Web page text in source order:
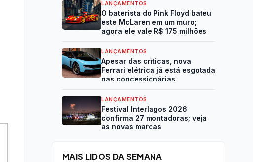
LANÇAMENTOS
O baterista do Pink Floyd bateu
este McLaren em um muro;
agora ele vale R$ 175 milhões
LANÇAMENTOS
Apesar das críticas, nova
Ferrari elétrica já está esgotada
nas concessionárias
LANÇAMENTOS
Festival Interlagos 2026
confirma 27 montadoras; veja
as novas marcas
MAIS LIDOS DA SEMANA